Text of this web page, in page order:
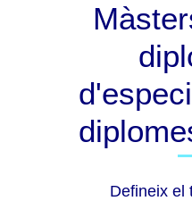
Defineix el